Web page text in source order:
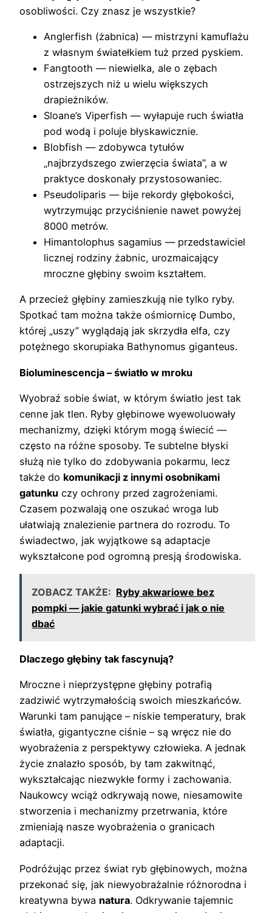
osobliwości. Czy znasz je wszystkie?
Anglerfish (żabnica) — mistrzyni kamuflażu
z własnym światełkiem tuż przed pyskiem.
Fangtooth — niewielka, ale o zębach
ostrzejszych niż u wielu większych
drapieżników.
Sloane’s Viperfish — wyłapuje ruch światła
pod wodą i poluje błyskawicznie.
Blobfish — zdobywca tytułów
„najbrzydszego zwierzęcia świata”, a w
praktyce doskonały przystosowaniec.
Pseudoliparis — bije rekordy głębokości,
wytrzymując przyciśnienie nawet powyżej
8000 metrów.
Himantolophus sagamius — przedstawiciel
licznej rodziny żabnic, urozmaicający
mroczne głębiny swoim kształtem.
A przecież głębiny zamieszkują nie tylko ryby.
Spotkać tam można także ośmiornicę Dumbo,
której „uszy” wyglądają jak skrzydła elfa, czy
potężnego skorupiaka Bathynomus giganteus.
Bioluminescencja – światło w mroku
Wyobraź sobie świat, w którym światło jest tak
cenne jak tlen. Ryby głębinowe wyewoluowały
mechanizmy, dzięki którym mogą świecić —
często na różne sposoby. Te subtelne błyski
służą nie tylko do zdobywania pokarmu, lecz
także do komunikacji z innymi osobnikami
gatunku czy ochrony przed zagrożeniami.
Czasem pozwalają one oszukać wroga lub
ułatwiają znalezienie partnera do rozrodu. To
świadectwo, jak wyjątkowe są adaptacje
wykształcone pod ogromną presją środowiska.
ZOBACZ TAKŻE: Ryby akwariowe bez
pompki — jakie gatunki wybrać i jak o nie
dbać
Dlaczego głębiny tak fascynują?
Mroczne i nieprzystępne głębiny potrafią
zadziwić wytrzymałością swoich mieszkańców.
Warunki tam panujące – niskie temperatury, brak
światła, gigantyczne ciśnie – są wręcz nie do
wyobrażenia z perspektywy człowieka. A jednak
życie znalazło sposób, by tam zakwitnąć,
wykształcając niezwykłe formy i zachowania.
Naukowcy wciąż odkrywają nowe, niesamowite
stworzenia i mechanizmy przetrwania, które
zmieniają nasze wyobrażenia o granicach
adaptacji.
Podróżując przez świat ryb głębinowych, można
przekonać się, jak niewyobrażalnie różnorodna i
kreatywna bywa natura. Odkrywanie tajemnic